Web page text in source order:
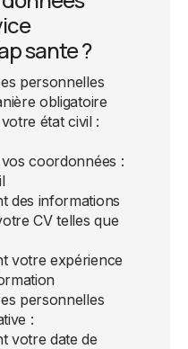
sante ?
personnelles
obligatoire
état civil :
coordonnées :
des informations
CV telles que
votre expérience
personnelles
:
votre date de